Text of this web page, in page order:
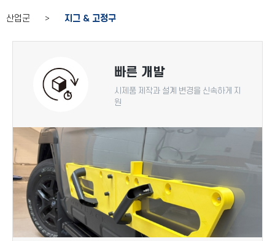
산업군 > 지그 & 고정구
빠른 개발
시제품 제작과 설계 변경을 신속하게 지
원